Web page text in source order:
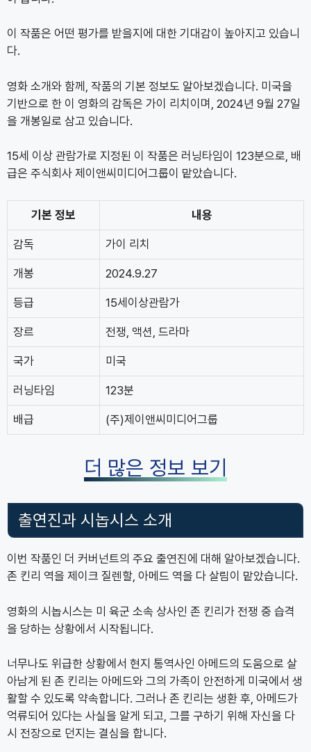
이 작품은 어떤 평가를 받을지에 대한 기대감이 높아지고 있습니
다.
영화 소개와 함께, 작품의 기본 정보도 알아보겠습니다. 미국을
기반으로 한 이 영화의 감독은 가이 리치이며, 2024년 9월 27일
을 개봉일로 삼고 있습니다.
15세 이상 관람가로 지정된 이 작품은 러닝타임이 123분으로, 배
급은 주식회사 제이앤씨미디어그룹이 맡았습니다.
기본 정보 내용
감독 가이 리치
개봉 2024.9.27
등급 15세이상관람가
장르 전쟁, 액션, 드라마
국가 미국
러닝타임 123분
배급 (주)제이앤씨미디어그룹
더 많은 정보 보기
출연진과 시놉시스 소개
이번 작품인 더 커버넌트의 주요 출연진에 대해 알아보겠습니다.
존 킨리 역을 제이크 질렌할, 아메드 역을 다 살림이 맡았습니다.
영화의 시놉시스는 미 육군 소속 상사인 존 킨리가 전쟁 중 습격
을 당하는 상황에서 시작됩니다.
너무나도 위급한 상황에서 현지 통역사인 아메드의 도움으로 살
아남게 된 존 킨리는 아메드와 그의 가족이 안전하게 미국에서 생
활할 수 있도록 약속합니다. 그러나 존 킨리는 생환 후, 아메드가
억류되어 있다는 사실을 알게 되고, 그를 구하기 위해 자신을 다
시 전장으로 던지는 결심을 합니다.